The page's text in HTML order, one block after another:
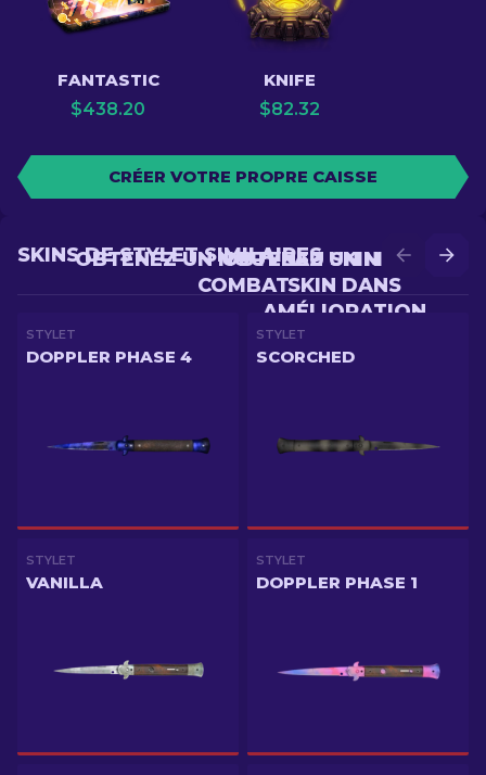
FANTASTIC
$438.20
KNIFE
$82.32
CRÉER VOTRE PROPRE CAISSE
OBTENEZ UN MEILLEUR
SKIN DANS
AMÉLIORATION
OBTENEZ UN NOUVEAU SKIN EN
COMBAT
SKINS DE STYLET SIMILAIRES
STYLET
DOPPLER PHASE 4
STYLET
SCORCHED
STYLET
VANILLA
STYLET
DOPPLER PHASE 1